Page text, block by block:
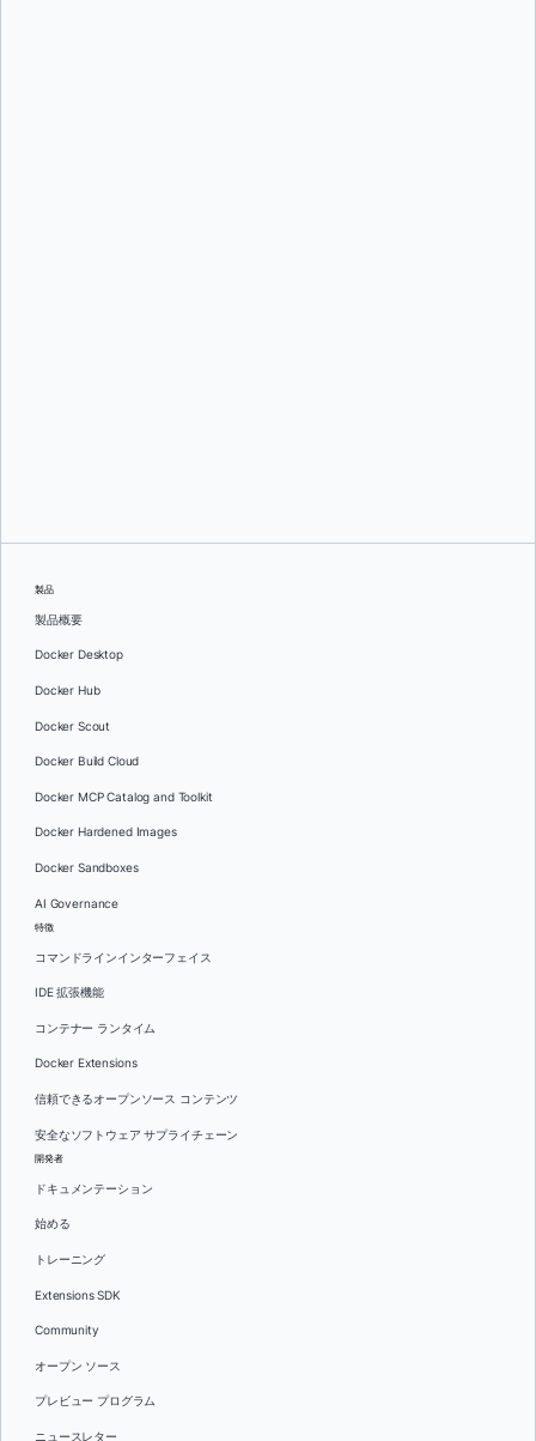
製品
製品概要
Docker Desktop
Docker Hub
Docker Scout
Docker Build Cloud
Docker MCP Catalog and Toolkit
Docker Hardened Images
Docker Sandboxes
AI Governance
特徴
コマンドラインインターフェイス
IDE 拡張機能
コンテナー ランタイム
Docker Extensions
信頼できるオープンソース コンテンツ
安全なソフトウェア サプライチェーン
開発者
ドキュメンテーション
始める
トレーニング
Extensions SDK
Community
オープン ソース
プレビュー プログラム
ニュースレター